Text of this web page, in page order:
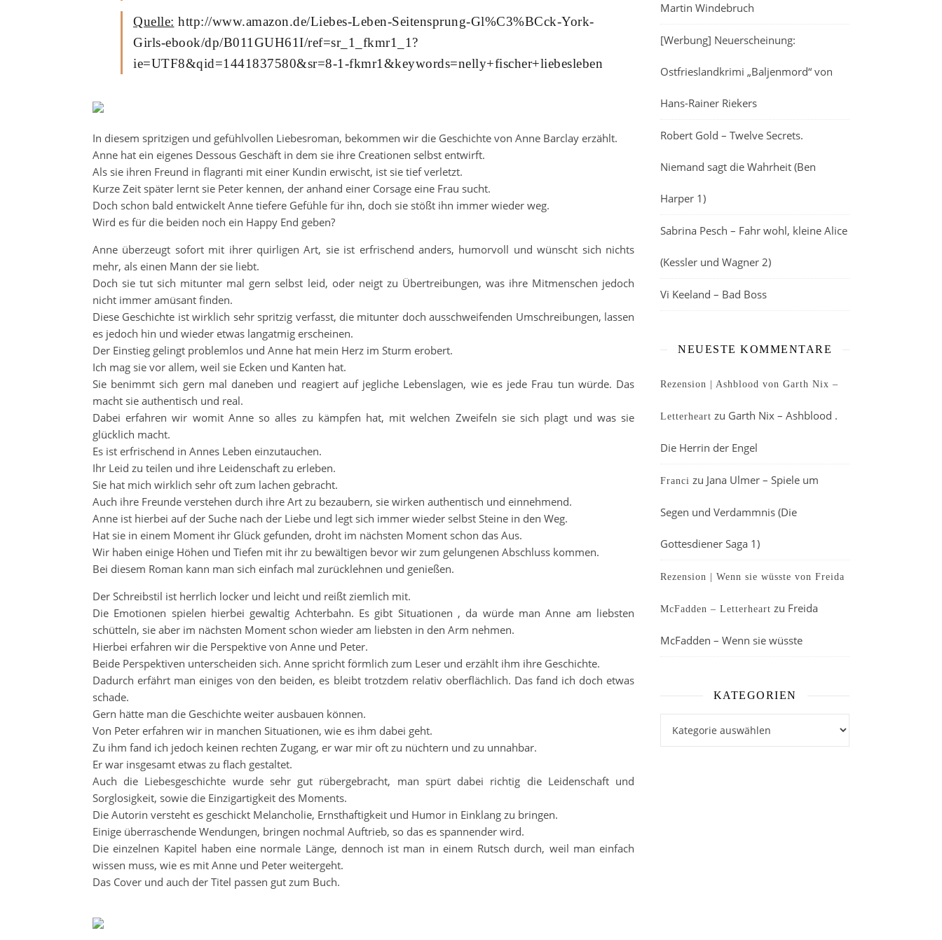
Quelle: http://www.amazon.de/Liebes-Leben-Seitensprung-Gl%C3%BCck-York-
Girls-ebook/dp/B011GUH61I/ref=sr_1_fkmr1_1?
ie=UTF8&qid=1441837580&sr=8-1-fkmr1&keywords=nelly+fischer+liebesleben
In diesem spritzigen und gefühlvollen Liebesroman, bekommen wir die Geschichte von Anne Barclay erzählt.
Anne hat ein eigenes Dessous Geschäft in dem sie ihre Creationen selbst entwirft.
Als sie ihren Freund in flagranti mit einer Kundin erwischt, ist sie tief verletzt.
Kurze Zeit später lernt sie Peter kennen, der anhand einer Corsage eine Frau sucht.
Doch schon bald entwickelt Anne tiefere Gefühle für ihn, doch sie stößt ihn immer wieder weg.
Wird es für die beiden noch ein Happy End geben?
Anne überzeugt sofort mit ihrer quirligen Art, sie ist erfrischend anders, humorvoll und wünscht sich nichts
mehr, als einen Mann der sie liebt.
Doch sie tut sich mitunter mal gern selbst leid, oder neigt zu Übertreibungen, was ihre Mitmenschen jedoch
nicht immer amüsant finden.
Diese Geschichte ist wirklich sehr spritzig verfasst, die mitunter doch ausschweifenden Umschreibungen, lassen
es jedoch hin und wieder etwas langatmig erscheinen.
Der Einstieg gelingt problemlos und Anne hat mein Herz im Sturm erobert.
Ich mag sie vor allem, weil sie Ecken und Kanten hat.
Sie benimmt sich gern mal daneben und reagiert auf jegliche Lebenslagen, wie es jede Frau tun würde. Das
macht sie authentisch und real.
Dabei erfahren wir womit Anne so alles zu kämpfen hat, mit welchen Zweifeln sie sich plagt und was sie
glücklich macht.
Es ist erfrischend in Annes Leben einzutauchen.
Ihr Leid zu teilen und ihre Leidenschaft zu erleben.
Sie hat mich wirklich sehr oft zum lachen gebracht.
Auch ihre Freunde verstehen durch ihre Art zu bezaubern, sie wirken authentisch und einnehmend.
Anne ist hierbei auf der Suche nach der Liebe und legt sich immer wieder selbst Steine in den Weg.
Hat sie in einem Moment ihr Glück gefunden, droht im nächsten Moment schon das Aus.
Wir haben einige Höhen und Tiefen mit ihr zu bewältigen bevor wir zum gelungenen Abschluss kommen.
Bei diesem Roman kann man sich einfach mal zurücklehnen und genießen.
Der Schreibstil ist herrlich locker und leicht und reißt ziemlich mit.
Die Emotionen spielen hierbei gewaltig Achterbahn. Es gibt Situationen , da würde man Anne am liebsten
schütteln, sie aber im nächsten Moment schon wieder am liebsten in den Arm nehmen.
Hierbei erfahren wir die Perspektive von Anne und Peter.
Beide Perspektiven unterscheiden sich. Anne spricht förmlich zum Leser und erzählt ihm ihre Geschichte.
Dadurch erfährt man einiges von den beiden, es bleibt trotzdem relativ oberflächlich. Das fand ich doch etwas
schade.
Gern hätte man die Geschichte weiter ausbauen können.
Von Peter erfahren wir in manchen Situationen, wie es ihm dabei geht.
Zu ihm fand ich jedoch keinen rechten Zugang, er war mir oft zu nüchtern und zu unnahbar.
Er war insgesamt etwas zu flach gestaltet.
Auch die Liebesgeschichte wurde sehr gut rübergebracht, man spürt dabei richtig die Leidenschaft und
Sorglosigkeit, sowie die Einzigartigkeit des Moments.
Die Autorin versteht es geschickt Melancholie, Ernsthaftigkeit und Humor in Einklang zu bringen.
Einige überraschende Wendungen, bringen nochmal Auftrieb, so das es spannender wird.
Die einzelnen Kapitel haben eine normale Länge, dennoch ist man in einem Rutsch durch, weil man einfach
wissen muss, wie es mit Anne und Peter weitergeht.
Das Cover und auch der Titel passen gut zum Buch.
Martin Windebruch
[Werbung] Neuerscheinung:
Ostfrieslandkrimi „Baljenmord“ von
Hans-Rainer Riekers
Robert Gold – Twelve Secrets.
Niemand sagt die Wahrheit (Ben
Harper 1)
Sabrina Pesch – Fahr wohl, kleine Alice
(Kessler und Wagner 2)
Vi Keeland – Bad Boss
NEUESTE KOMMENTARE
Rezension | Ashblood von Garth Nix –
Letterheart zu Garth Nix – Ashblood .
Die Herrin der Engel
Franci zu Jana Ulmer – Spiele um
Segen und Verdammnis (Die
Gottesdiener Saga 1)
Rezension | Wenn sie wüsste von Freida
McFadden – Letterheart zu Freida
McFadden – Wenn sie wüsste
KATEGORIEN